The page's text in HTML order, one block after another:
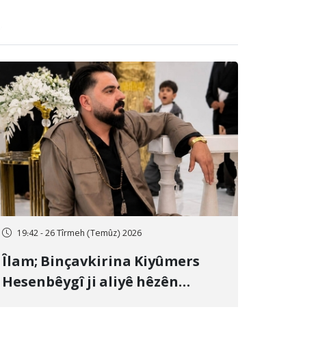
19:42 - 26 Tîrmeh (Temûz) 2026
Îlam; Binçavkirina Kiyûmers
Hesenbêygî ji aliyê hêzên